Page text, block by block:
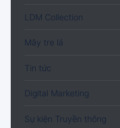
LDM Collection
Mây tre lá
Tin tức
Digital Marketing
Sự kiện Truyền thông